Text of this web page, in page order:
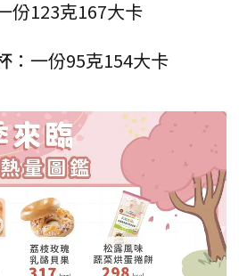
份123克167大卡
：一份95克154大卡